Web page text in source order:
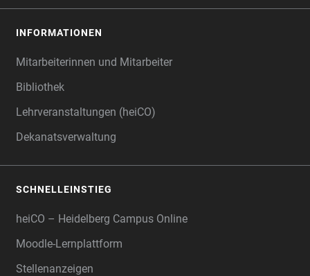
INFORMATIONEN
Mitarbeiterinnen und Mitarbeiter
Bibliothek
Lehrveranstaltungen (heiCO)
Dekanatsverwaltung
SCHNELLEINSTIEG
heiCO – Heidelberg Campus Online
Moodle-Lernplattform
Stellenanzeigen